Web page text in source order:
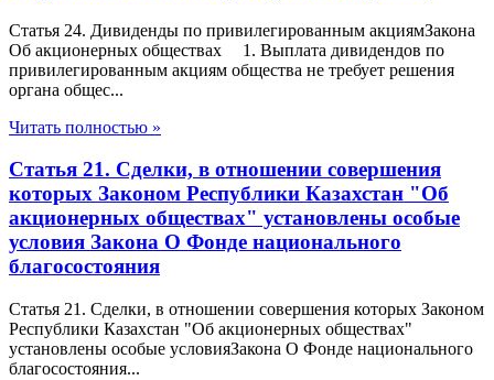
Статья 24. Дивиденды по привилегированным акциямЗакона
Об акционерных обществах 1. Выплата дивидендов по
привилегированным акциям общества не требует решения
органа общес...
Читать полностью »
Статья 21. Сделки, в отношении совершения
которых Законом Республики Казахстан "Об
акционерных обществах" установлены особые
условия Закона О Фонде национального
благосостояния
Статья 21. Сделки, в отношении совершения которых Законом
Республики Казахстан "Об акционерных обществах"
установлены особые условияЗакона О Фонде национального
благосостояния...